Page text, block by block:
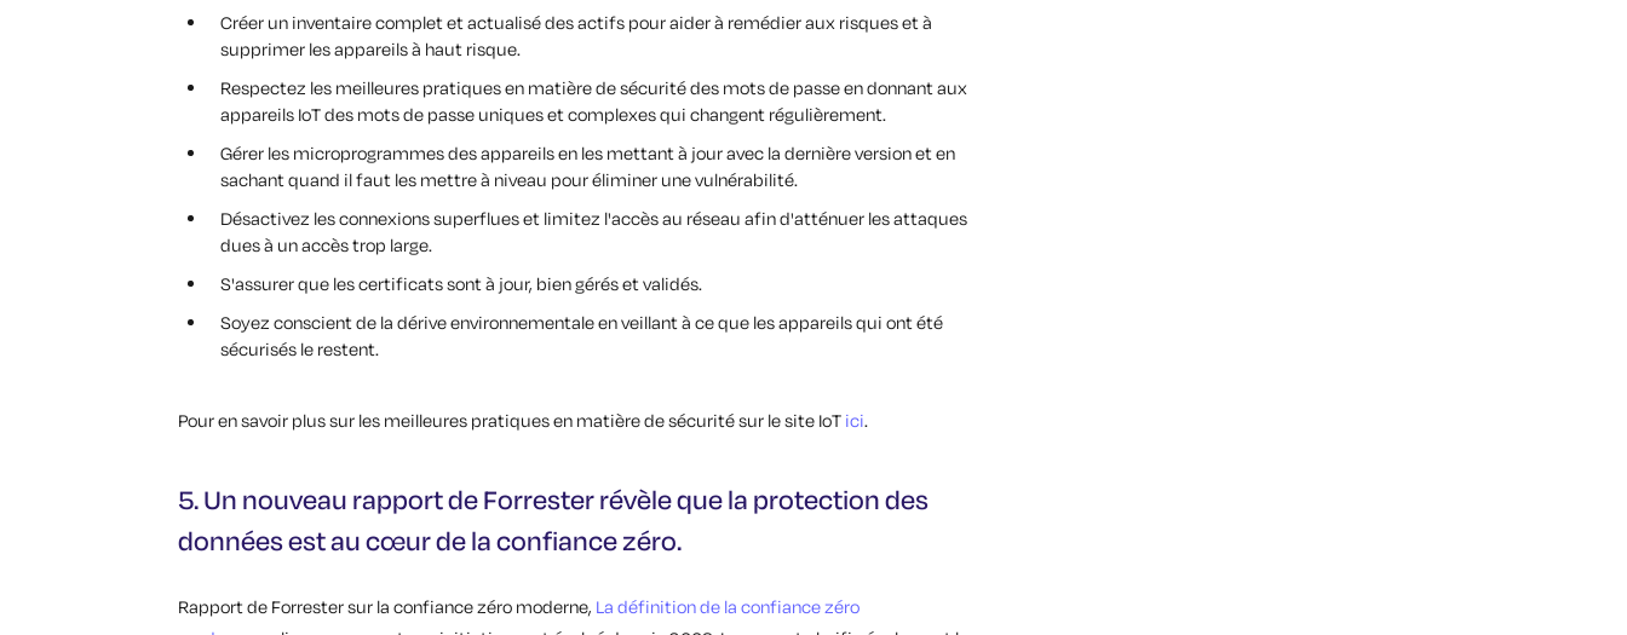
Créer un inventaire complet et actualisé des actifs pour aider à remédier aux risques et à
supprimer les appareils à haut risque.
Respectez les meilleures pratiques en matière de sécurité des mots de passe en donnant aux
appareils IoT des mots de passe uniques et complexes qui changent régulièrement.
Gérer les microprogrammes des appareils en les mettant à jour avec la dernière version et en
sachant quand il faut les mettre à niveau pour éliminer une vulnérabilité.
Désactivez les connexions superflues et limitez l'accès au réseau afin d'atténuer les attaques
dues à un accès trop large.
S'assurer que les certificats sont à jour, bien gérés et validés.
Soyez conscient de la dérive environnementale en veillant à ce que les appareils qui ont été
sécurisés le restent.
Pour en savoir plus sur les meilleures pratiques en matière de sécurité sur le site IoT ici.
5. Un nouveau rapport de Forrester révèle que la protection des
données est au cœur de la confiance zéro.
Rapport de Forrester sur la confiance zéro moderne, La définition de la confiance zéro